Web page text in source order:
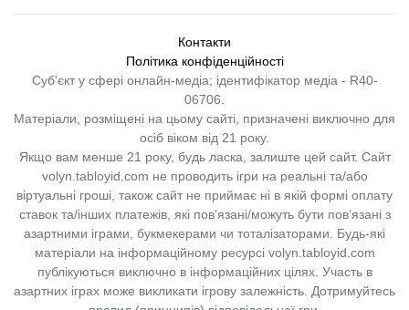
Контакти
Політика конфіденційності
Суб'єкт у сфері онлайн-медіа; ідентифікатор медіа - R40-
06706.
Матеріали, розміщені на цьому сайті, призначені виключно для
осіб віком від 21 року.
Якщо вам менше 21 року, будь ласка, залиште цей сайт. Сайт
volyn.tabloyid.com не проводить ігри на реальні та/або
віртуальні гроші, також сайт не приймає ні в якій формі оплату
ставок та/інших платежів, які пов’язані/можуть бути пов’язані з
азартними іграми, букмекерами чи тоталізаторами. Будь-які
матеріали на інформаційному ресурсі volyn.tabloyid.com
публікуються виключно в інформаційних цілях. Участь в
азартних іграх може викликати ігрову залежність. Дотримуйтесь